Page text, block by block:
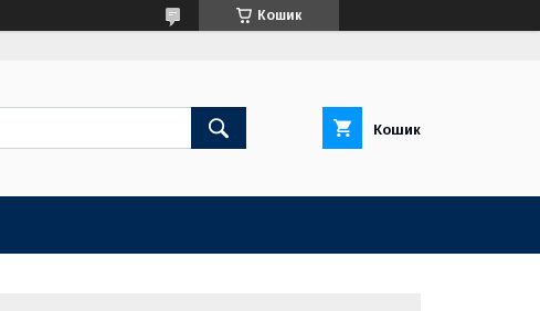
Кошик
Кошик